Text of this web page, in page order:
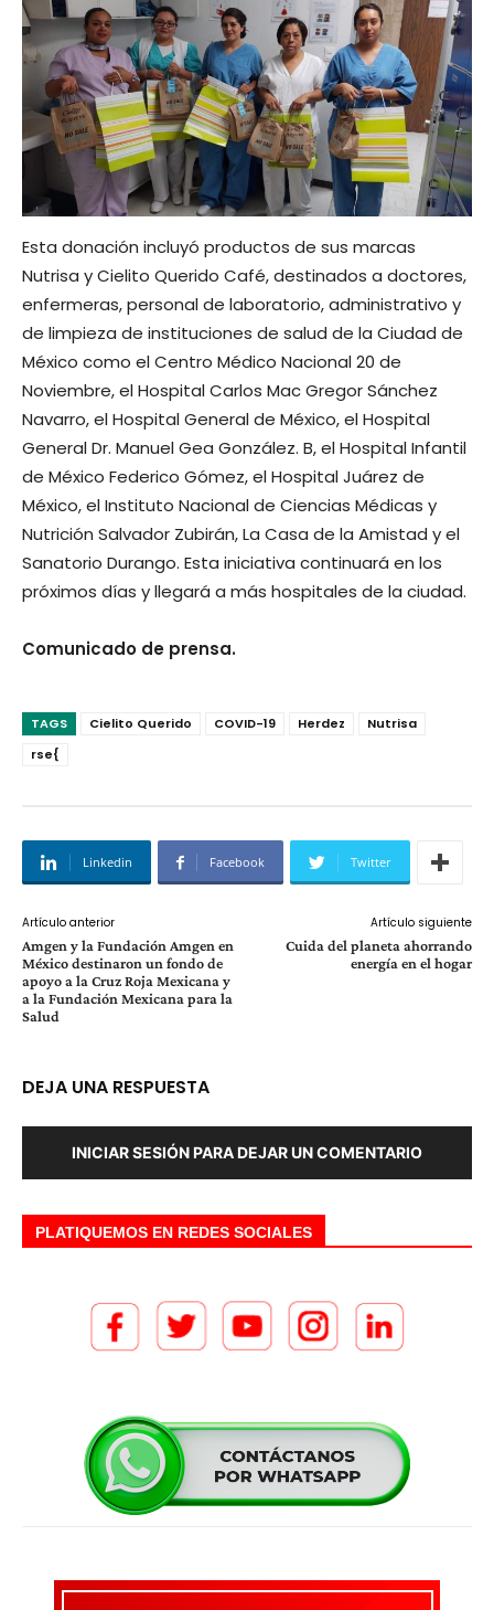
Esta donación incluyó productos de sus marcas
Nutrisa y Cielito Querido Café, destinados a doctores,
enfermeras, personal de laboratorio, administrativo y
de limpieza de instituciones de salud de la Ciudad de
México como el Centro Médico Nacional 20 de
Noviembre, el Hospital Carlos Mac Gregor Sánchez
Navarro, el Hospital General de México, el Hospital
General Dr. Manuel Gea González. B, el Hospital Infantil
de México Federico Gómez, el Hospital Juárez de
México, el Instituto Nacional de Ciencias Médicas y
Nutrición Salvador Zubirán, La Casa de la Amistad y el
Sanatorio Durango. Esta iniciativa continuará en los
próximos días y llegará a más hospitales de la ciudad.
Comunicado de prensa.
TAGS Cielito Querido COVID-19 Herdez
Nutrisa
rse{
Linkedin Facebook Twitter
Artículo anterior
Amgen y la Fundación Amgen en
México destinaron un fondo de
apoyo a la Cruz Roja Mexicana y
a la Fundación Mexicana para la
Salud
Artículo siguiente
Cuida del planeta ahorrando
energía en el hogar
DEJA UNA RESPUESTA
INICIAR SESIÓN PARA DEJAR UN COMENTARIO
PLATIQUEMOS EN REDES SOCIALES